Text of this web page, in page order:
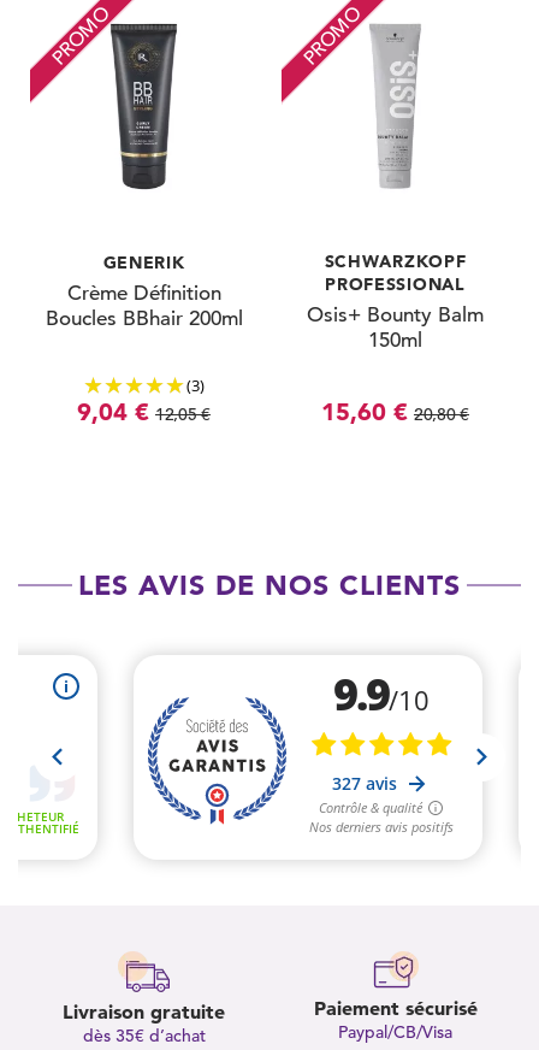
PROMO
GENERIK
Crème Définition
Boucles BBhair 200ml
(3)
9,04 € 12,05 €
PROMO
SCHWARZKOPF
PROFESSIONAL
Osis+ Bounty Balm
150ml
15,60 € 20,80 €
LES AVIS DE NOS CLIENTS
Livraison gratuite
dès 35€ d’achat
Paiement sécurisé
Paypal/CB/Visa